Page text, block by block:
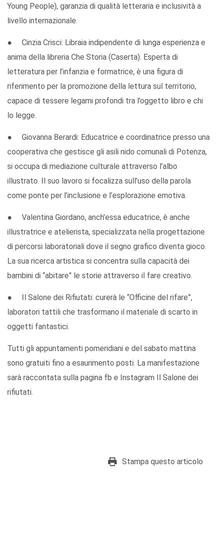
Young People), garanzia di qualità letteraria e inclusività a
livello internazionale.
● Cinzia Crisci: Libraia indipendente di lunga esperienza e
anima della libreria Che Storia (Caserta). Esperta di
letteratura per l’infanzia e formatrice, è una figura di
riferimento per la promozione della lettura sul territorio,
capace di tessere legami profondi tra l’oggetto libro e chi
lo legge.
● Giovanna Berardi: Educatrice e coordinatrice presso una
cooperativa che gestisce gli asili nido comunali di Potenza,
si occupa di mediazione culturale attraverso l’albo
illustrato. Il suo lavoro si focalizza sull’uso della parola
come ponte per l’inclusione e l’esplorazione emotiva.
● Valentina Giordano, anch’essa educatrice, è anche
illustratrice e atelierista, specializzata nella progettazione
di percorsi laboratoriali dove il segno grafico diventa gioco.
La sua ricerca artistica si concentra sulla capacità dei
bambini di “abitare” le storie attraverso il fare creativo.
● Il Salone dei Rifiutati: curerà le “Officine del rifare”,
laboratori tattili che trasformano il materiale di scarto in
oggetti fantastici.
Tutti gli appuntamenti pomeridiani e del sabato mattina
sono gratuiti fino a esaurimento posti. La manifestazione
sarà raccontata sulla pagina fb e Instagram Il Salone dei
rifiutati.
Stampa questo articolo